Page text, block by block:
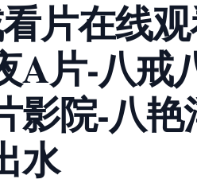
片在线
A片-八戒
影院-八
水